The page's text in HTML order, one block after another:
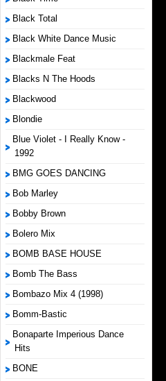
Black Total
Black White Dance Music
Blackmale Feat
Blacks N The Hoods
Blackwood
Blondie
Blue Violet - I Really Know -
1992
BMG GOES DANCING
Bob Marley
Bobby Brown
Bolero Mix
BOMB BASE HOUSE
Bomb The Bass
Bombazo Mix 4 (1998)
Bomm-Bastic
Bonaparte Imperious Dance
Hits
BONE